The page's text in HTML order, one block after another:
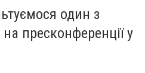
один з
пресконференції у